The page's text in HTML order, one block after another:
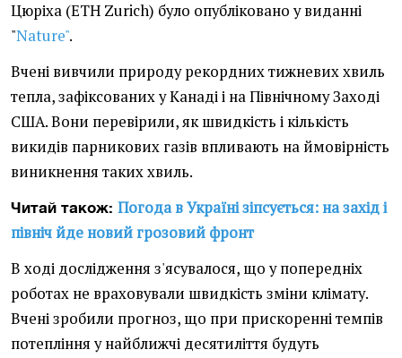
Цюріха (ETH Zurich) було опубліковано у виданні
"Nature".
Вчені вивчили природу рекордних тижневих хвиль
тепла, зафіксованих у Канаді і на Північному Заході
США. Вони перевірили, як швидкість і кількість
викидів парникових газів впливають на ймовірність
виникнення таких хвиль.
Читай також: Погода в Україні зіпсується: на захід і
північ йде новий грозовий фронт
В ході дослідження з'ясувалося, що у попередніх
роботах не враховували швидкість зміни клімату.
Вчені зробили прогноз, що при прискоренні темпів
потепління у найближчі десятиліття будуть